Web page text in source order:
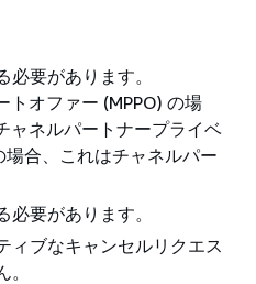
要があります。
オファー (MPPO) の場
ャネルパートナープライベ
場合、これはチャネルパー
要があります。
ィブなキャンセルリクエス